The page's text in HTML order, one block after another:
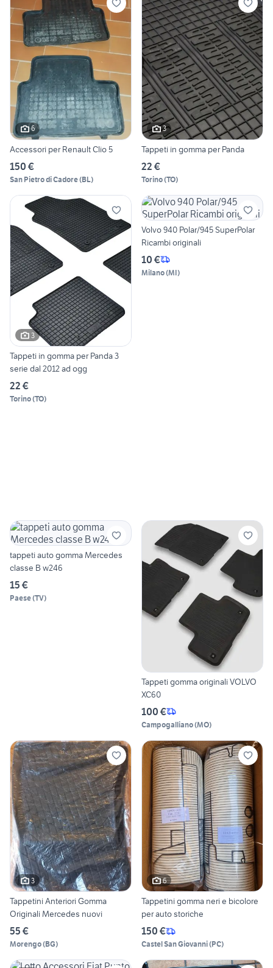
6
Accessori per Renault Clio 5
150 €
San Pietro di Cadore(BL)
3
Tappeti in gomma per Panda
22 €
Torino(TO)
3
Tappeti in gomma per Panda 3
serie dal 2012 ad ogg
22 €
Torino(TO)
Volvo 940 Polar/945 SuperPolar
Ricambi originali
10 €
Milano(MI)
tappeti auto gomma Mercedes
classe B w246
15 €
Paese(TV)
Tappeti gomma originali VOLVO
XC60
100 €
Campogalliano(MO)
3
Tappetini Anteriori Gomma
Originali Mercedes nuovi
55 €
Morengo(BG)
6
Tappetini gomma neri e bicolore
per auto storiche
150 €
Castel San Giovanni(PC)